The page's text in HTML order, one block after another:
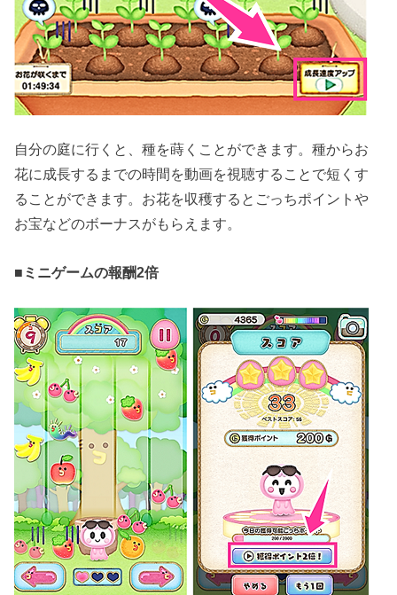
自分の庭に行くと、種を蒔くことができます。種からお
花に成長するまでの時間を動画を視聴することで短くす
ることができます。お花を収穫するとごっちポイントや
お宝などのボーナスがもらえます。
■ ミニゲームの報酬2倍